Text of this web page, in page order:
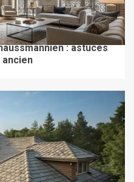
: astuces